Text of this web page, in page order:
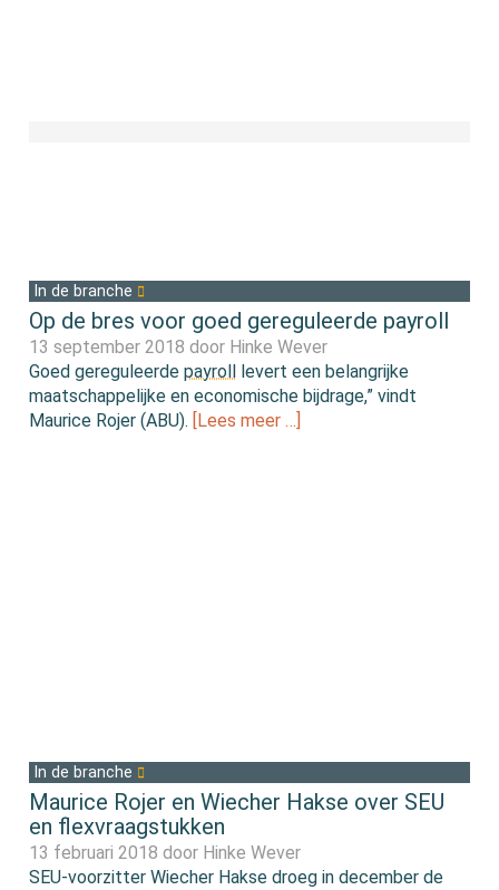
In de branche
Op de bres voor goed gereguleerde payroll
13 september 2018 door Hinke Wever
Goed gereguleerdepayroll levert een belangrijke
maatschappelijke en economische bijdrage,” vindt
Maurice Rojer (ABU). [Lees meer …]
In de branche
Maurice Rojer en Wiecher Hakse over SEU
en flexvraagstukken
13 februari 2018 door Hinke Wever
SEU-voorzitter Wiecher Hakse droeg in december de